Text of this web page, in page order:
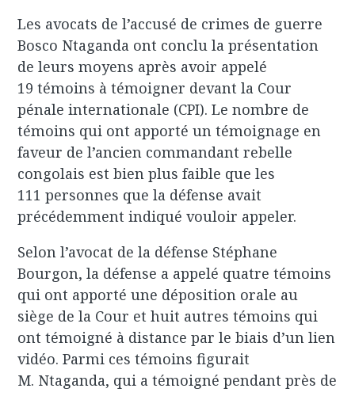
Les avocats de l’accusé de crimes de guerre
Bosco Ntaganda ont conclu la présentation
de leurs moyens après avoir appelé
19 témoins à témoigner devant la Cour
pénale internationale (CPI). Le nombre de
témoins qui ont apporté un témoignage en
faveur de l’ancien commandant rebelle
congolais est bien plus faible que les
111 personnes que la défense avait
précédemment indiqué vouloir appeler.
Selon l’avocat de la défense Stéphane
Bourgon, la défense a appelé quatre témoins
qui ont apporté une déposition orale au
siège de la Cour et huit autres témoins qui
ont témoigné à distance par le biais d’un lien
vidéo. Parmi ces témoins figurait
M. Ntaganda, qui a témoigné pendant près de